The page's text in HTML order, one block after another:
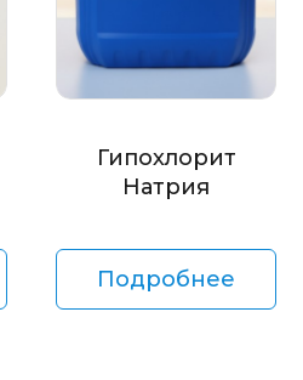
Гипохлорит
Натрия
Подробнее